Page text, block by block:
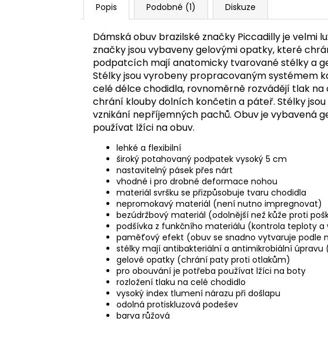
Popis Podobné (1) Diskuze
Dámská obuv brazilské značky Piccadilly je velmi
značky jsou vybaveny gelovými opatky, které
podpatcích mají anatomicky tvarované stélky a
Stélky jsou vyrobeny propracovaným systémem
celé délce chodidla, rovnoměrně rozvádějí tlak
chrání klouby dolních končetin a páteř. Stélky
vznikání nepříjemných pachů. Obuv je vybavená
používat lžíci na obuv.
lehké a flexibilní
široký potahovaný podpatek vysoký 5 cm
nastavitelný pásek přes nárt
vhodné i pro drobné deformace nohou
materiál svršku se přizpůsobuje tvaru chodidla
nepromokavý materiál (není nutno impregnovat)
bezúdržbový materiál (odolnější než kůže proti
podšívka z funkčního materiálu (kontrola teploty a
paměťový efekt (obuv se snadno vytvaruje podle
stélky mají antibakteriální a antimikrobiální úpravu
gelové opatky (chrání paty proti otlakům)
pro obouvání je potřeba používat lžíci na boty
rozložení tlaku na celé chodidlo
vysoký index tlumení nárazu při došlapu
odolná protiskluzová podešev
barva růžová